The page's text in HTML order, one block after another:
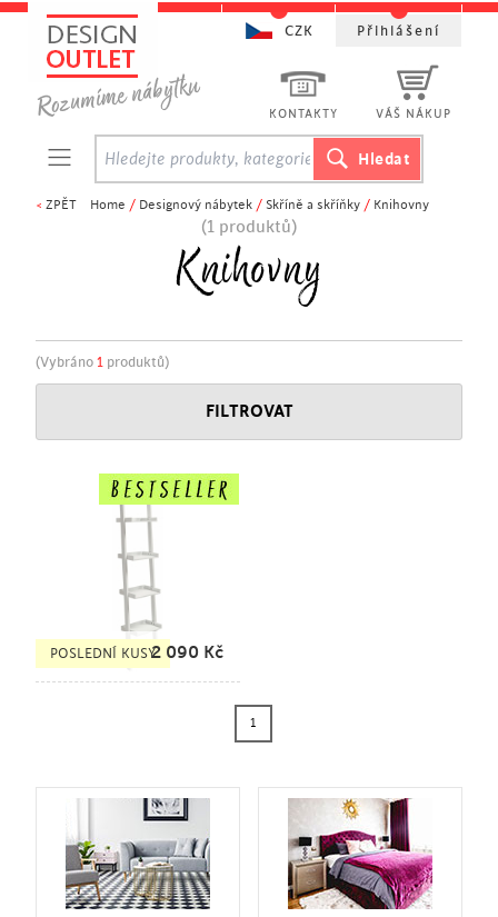
< ZPĚT Home / Designový nábytek / Skříně a skříňky / Knihovny
(1 produktů)
Knihovny
(Vybráno 1 produktů)
FILTROVAT
POSLEDNÍ KUSY2 090 Kč
1
KONTAKTY VÁŠ NÁKUP
CZK Přihlášení